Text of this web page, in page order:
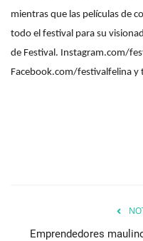
mientras que las películas de
todo el festival para su
de Festival. Instagram.com/
Facebook.com/festivalfelina
Emprendedores